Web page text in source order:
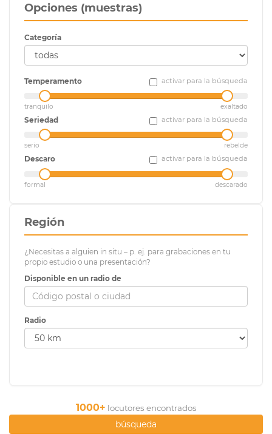
Opciones (muestras)
Categoría
Temperamento activar para la búsqueda
tranquilo exaltado
Seriedad activar para la búsqueda
serio rebelde
Descaro activar para la búsqueda
formal descarado
Región
¿Necesitas a alguien in situ – p. ej. para grabaciones en tu
propio estudio o una presentación?
Disponible en un radio de
Radio
1000+ locutores encontrados
búsqueda